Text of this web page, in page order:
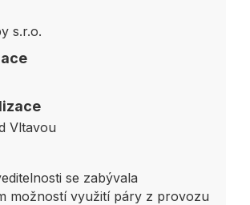
s.r.o.
Vltavou
se zabývala
možností využití páry z provozu